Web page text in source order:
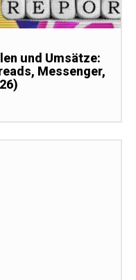
und Umsätze:
Messenger,